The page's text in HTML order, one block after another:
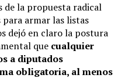
de la propuesta radical
armar las listas
dejó en claro la postura
que cualquier
a diputados
obligatoria, al menos